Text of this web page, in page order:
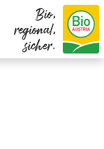
Bio,
regional,
sicher.